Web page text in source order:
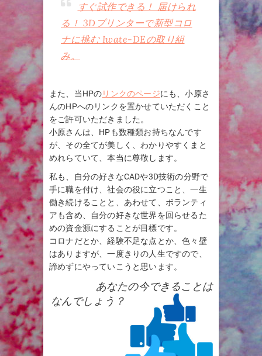
すぐ試作できる！ 届けられ
る！ 3Dプリンターで新型コロ
ナに挑む Iwate-DEの取り組
み。
また、当HPのリンクのページにも、小原さ
んのHPへのリンクを置かせていただくこと
をご許可いただきました。
小原さんは、HPも数種類お持ちなんです
が、その全てが美しく、わかりやすくまと
めれらていて、本当に尊敬します。
私も、自分の好きなCADや3D技術の分野で
手に職を付け、社会の役に立つこと、一生
働き続けることと、あわせて、ボランティ
アも含め、自分の好きな世界を回らせるた
めの資金源にすることが目標です。
コロナだとか、経験不足な点とか、色々壁
はありますが、一度きりの人生ですので、
諦めずにやっていこうと思います。
あなたの今できることは
なんでしょう？